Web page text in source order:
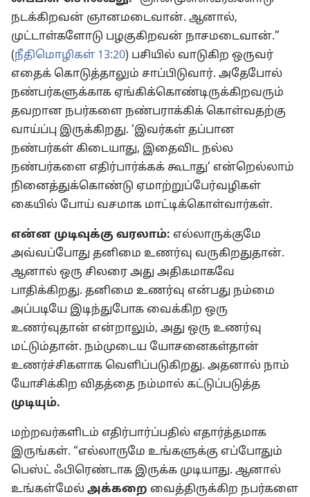
நடக்கிறவன் ஞானமடைவான். ஆனால்,
முட்டாள்களோடு பழகுகிறவன் நாசமடைவான்.”
(நீதிமொழிகள் 13:20) பசியில் வாடுகிற ஒருவர்
எதைக் கொடுத்தாலும் சாப்பிடுவார். அதேபோல்
நண்பர்களுக்காக ஏங்கிக்கொண்டிருக்கிறவரும்
தவறான நபர்களை நண்பராக்கிக் கொள்வதற்கு
வாய்ப்பு இருக்கிறது. ‘இவர்கள் தப்பான
நண்பர்கள் கிடையாது, இதைவிட நல்ல
நண்பர்களை எதிர்பார்க்கக் கூடாது’ என்றெல்லாம்
நினைத்துக்கொண்டு ஏமாற்றுப்பேர்வழிகள்
கையில் போய் வசமாக மாட்டிக்கொள்வார்கள்.
என்ன முடிவுக்கு வரலாம்: எல்லாருக்குமே
அவ்வப்போது தனிமை உணர்வு வருகிறதுதான்.
ஆனால் ஒரு சிலரை அது அதிகமாகவே
பாதிக்கிறது. தனிமை உணர்வு என்பது நம்மை
அப்படியே இடிந்துபோக வைக்கிற ஒரு
உணர்வுதான் என்றாலும், அது ஒரு உணர்வு
மட்டும்தான். நம்முடைய யோசனைகள்தான்
உணர்ச்சிகளாக வெளிப்படுகிறது. அதனால் நாம்
யோசிக்கிற விதத்தை நம்மால் கட்டுப்படுத்த
முடியும்.
மற்றவர்களிடம் எதிர்பார்ப்பதில் எதார்த்தமாக
இருங்கள். “எல்லாருமே உங்களுக்கு எப்போதும்
பெஸ்ட் ஃபிரெண்டாக இருக்க முடியாது. ஆனால்
உங்கள்மேல் அக்கறை வைத்திருக்கிற நபர்களை